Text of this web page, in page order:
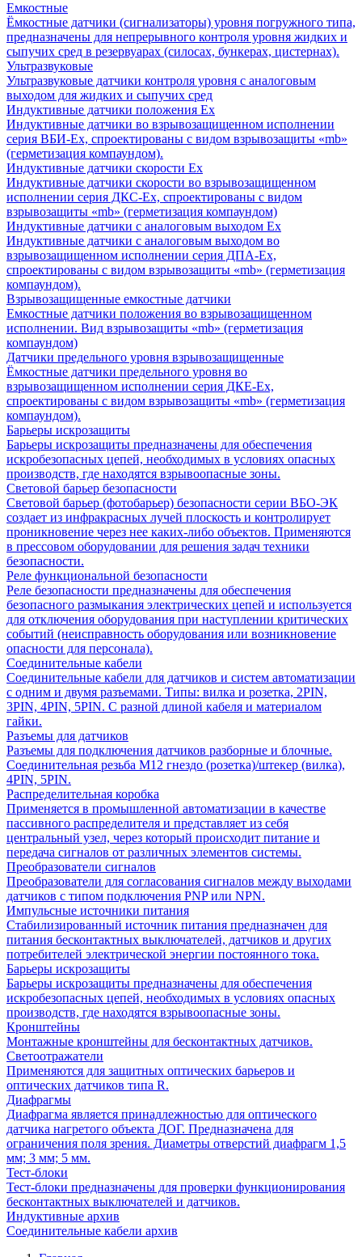
Емкостные
Ёмкостные датчики (сигнализаторы) уровня погружного типа,
предназначены для непрерывного контроля уровня жидких и
сыпучих сред в резервуарах (силосах, бункерах, цистернах).
Ультразвуковые
Ультразвуковые датчики контроля уровня с аналоговым
выходом для жидких и сыпучих сред
Индуктивные датчики положения Ех
Индуктивные датчики во взрывозащищенном исполнении
серия ВБИ-Ех, спроектированы с видом взрывозащиты «mb»
(герметизация компаундом).
Индуктивные датчики скорости Ех
Индуктивные датчики скорости во взрывозащищенном
исполнении серия ДКС-Ех, спроектированы с видом
взрывозащиты «mb» (герметизация компаундом)
Индуктивные датчики с аналоговым выходом Ех
Индуктивные датчики с аналоговым выходом во
взрывозащищенном исполнении серия ДПА-Ех,
спроектированы с видом взрывозащиты «mb» (герметизация
компаундом).
Взрывозащищенные емкостные датчики
Емкостные датчики положения во взрывозащищенном
исполнении. Вид взрывозащиты «mb» (герметизация
компаундом)
Датчики предельного уровня взрывозащищенные
Ёмкостные датчики предельного уровня во
взрывозащищенном исполнении серия ДКЕ-Ех,
спроектированы с видом взрывозащиты «mb» (герметизация
компаундом).
Барьеры искрозащиты
Барьеры искрозащиты предназначены для обеспечения
искробезопасных цепей, необходимых в условиях опасных
производств, где находятся взрывоопасные зоны.
Световой барьер безопасности
Световой барьер (фотобарьер) безопасности серии ВБО-ЭК
создает из инфракрасных лучей плоскость и контролирует
проникновение через нее каких-либо объектов. Применяются
в прессовом оборудовании для решения задач техники
безопасности.
Реле функциональной безопасности
Реле безопасности предназначены для обеспечения
безопасного размыкания электрических цепей и используется
для отключения оборудования при наступлении критических
событий (неисправность оборудования или возникновение
опасности для персонала).
Соединительные кабели
Соединительные кабели для датчиков и систем автоматизации
с одним и двумя разъемами. Типы: вилка и розетка, 2PIN,
3PIN, 4PIN, 5PIN. С разной длиной кабеля и материалом
гайки.
Разъемы для датчиков
Разъемы для подключения датчиков разборные и блочные.
Соединительная резьба М12 гнездо (розетка)/штекер (вилка),
4PIN, 5PIN.
Распределительная коробка
Применяется в промышленной автоматизации в качестве
пассивного распределителя и представляет из себя
центральный узел, через который происходит питание и
передача сигналов от различных элементов системы.
Преобразователи сигналов
Преобразователи для согласования сигналов между выходами
датчиков с типом подключения PNP или NPN.
Импульсные источники питания
Стабилизированный источник питания предназначен для
питания бесконтактных выключателей, датчиков и других
потребителей электрической энергии постоянного тока.
Барьеры искрозащиты
Барьеры искрозащиты предназначены для обеспечения
искробезопасных цепей, необходимых в условиях опасных
производств, где находятся взрывоопасные зоны.
Кронштейны
Монтажные кронштейны для бесконтактных датчиков.
Светоотражатели
Применяются для защитных оптических барьеров и
оптических датчиков типа R.
Диафрагмы
Диафрагма является принадлежностью для оптического
датчика нагретого объекта ДОГ. Предназначена для
ограничения поля зрения. Диаметры отверстий диафрагм 1,5
мм; 3 мм; 5 мм.
Тест-блоки
Тест-блоки предназначены для проверки функционирования
бесконтактных выключателей и датчиков.
Индуктивные архив
Соединительные кабели архив